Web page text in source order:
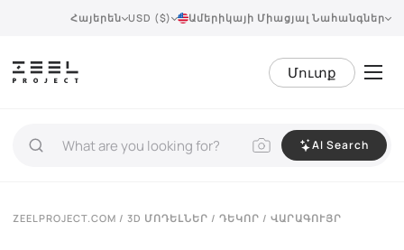
Հայերեն USD ($) Ամերիկայի Միացյալ Նահանգներ
Մուտք
AI Search
ZEELPROJECT.COM / 3D ՄՈԴԵԼՆԵՐ / ԴԵԿՈՐ / ՎԱՐԱԳՈՒՅՐ